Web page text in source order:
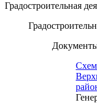
Градостроительная